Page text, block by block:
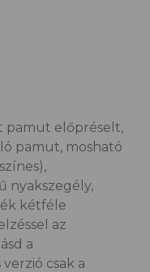
pamut előpréselt,
pamut, mosható
nyakszegély,
kétféle
az
a
csak a